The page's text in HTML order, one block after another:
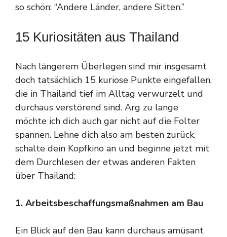
so schön: “Andere Länder, andere Sitten.”
15 Kuriositäten aus Thailand
Nach längerem Überlegen sind mir insgesamt
doch tatsächlich 15 kuriose Punkte eingefallen,
die in Thailand tief im Alltag verwurzelt und
durchaus verstörend sind. Arg zu lange
möchte ich dich auch gar nicht auf die Folter
spannen. Lehne dich also am besten zurück,
schalte dein Kopfkino an und beginne jetzt mit
dem Durchlesen der etwas anderen Fakten
über Thailand:
1. Arbeitsbeschaffungsmaßnahmen am Bau
Ein Blick auf den Bau kann durchaus amüsant